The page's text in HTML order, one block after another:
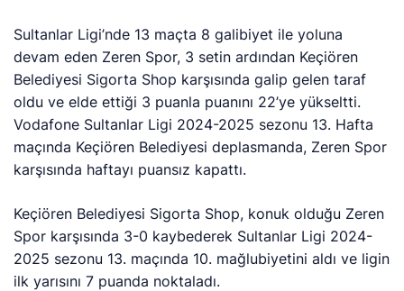
Sultanlar Ligi’nde 13 maçta 8 galibiyet ile yoluna
devam eden Zeren Spor, 3 setin ardından Keçiören
Belediyesi Sigorta Shop karşısında galip gelen taraf
oldu ve elde ettiği 3 puanla puanını 22’ye yükseltti.
Vodafone Sultanlar Ligi 2024-2025 sezonu 13. Hafta
maçında Keçiören Belediyesi deplasmanda, Zeren Spor
karşısında haftayı puansız kapattı.
Keçiören Belediyesi Sigorta Shop, konuk olduğu Zeren
Spor karşısında 3-0 kaybederek Sultanlar Ligi 2024-
2025 sezonu 13. maçında 10. mağlubiyetini aldı ve ligin
ilk yarısını 7 puanda noktaladı.